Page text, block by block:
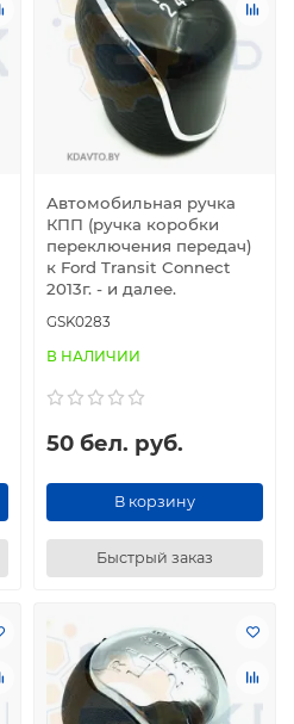
Автомобильная ручка
КПП (ручка коробки
переключения передач)
к Ford Transit Connect
2013г. - и далее.
GSK0283
В НАЛИЧИИ
50 бел. руб.
В корзину
Быстрый заказ